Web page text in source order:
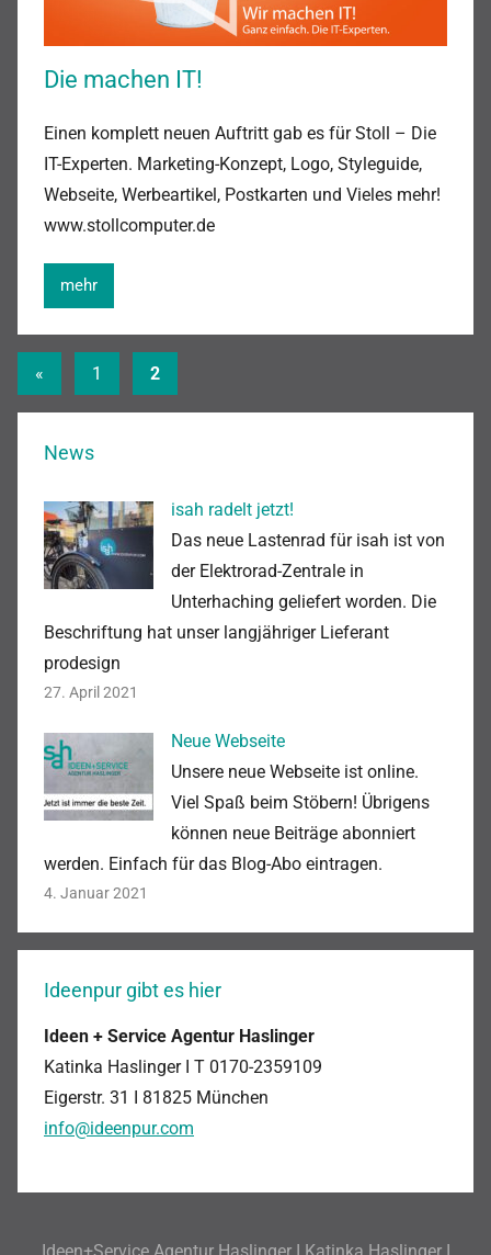
Die machen IT!
Einen komplett neuen Auftritt gab es für Stoll – Die
IT-Experten. Marketing-Konzept, Logo, Styleguide,
Webseite, Werbeartikel, Postkarten und Vieles mehr!
www.stollcomputer.de
mehr
Beitragsnavigation
« Vorherige
1 2
News
isah radelt jetzt!
Das neue Lastenrad für isah ist von
der Elektrorad-Zentrale in
Unterhaching geliefert worden. Die
Beschriftung hat unser langjähriger Lieferant
prodesign
27. April 2021
Neue Webseite
Unsere neue Webseite ist online.
Viel Spaß beim Stöbern! Übrigens
können neue Beiträge abonniert
werden. Einfach für das Blog-Abo eintragen.
4. Januar 2021
Ideenpur gibt es hier
Ideen + Service Agentur Haslinger
Katinka Haslinger I T 0170-2359109
Eigerstr. 31 I 81825 München
info@ideenpur.com